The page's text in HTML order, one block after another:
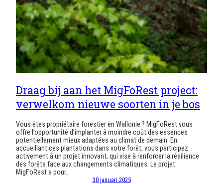
Draag bij aan het MigFoRest project:
verwelkom nieuwe soorten in je bos
Vous êtes propriétaire forestier en Wallonie ? MigFoRest vous
offre l’opportunité d’implanter à moindre coût des essences
potentiellement mieux adaptées au climat de demain. En
accueillant ces plantations dans votre forêt, vous participez
activement à un projet innovant, qui vise à renforcer la résilience
des forêts face aux changements climatiques. Le projet
MigFoRest a pour…
30 januari 2025